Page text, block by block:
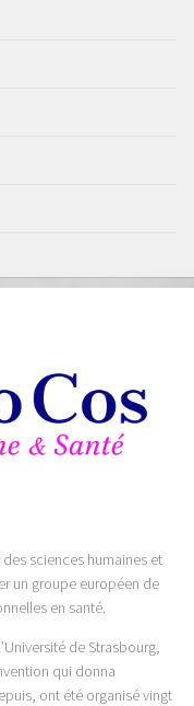
sciences humaines et
un groupe européen de
en santé.
de Strasbourg,
qui donna
ont été organisé vingt